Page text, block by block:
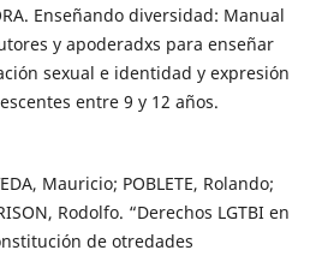
Enseñando diversidad: Manual
y apoderadxs para enseñar
sexual e identidad y expresión
entre 9 y 12 años.
Mauricio; POBLETE, Rolando;
Rodolfo. “Derechos LGTBI en
de otredades